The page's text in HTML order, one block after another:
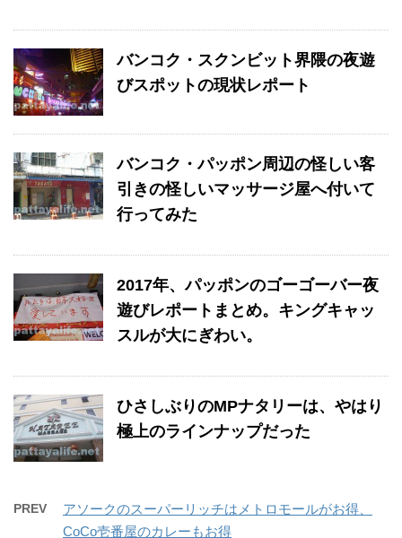
バンコク・スクンビット界隈の夜遊
びスポットの現状レポート
バンコク・パッポン周辺の怪しい客
引きの怪しいマッサージ屋へ付いて
行ってみた
2017年、パッポンのゴーゴーバー夜
遊びレポートまとめ。キングキャッ
スルが大にぎわい。
ひさしぶりのMPナタリーは、やはり
極上のラインナップだった
PREV
アソークのスーパーリッチはメトロモールがお得、
CoCo壱番屋のカレーもお得